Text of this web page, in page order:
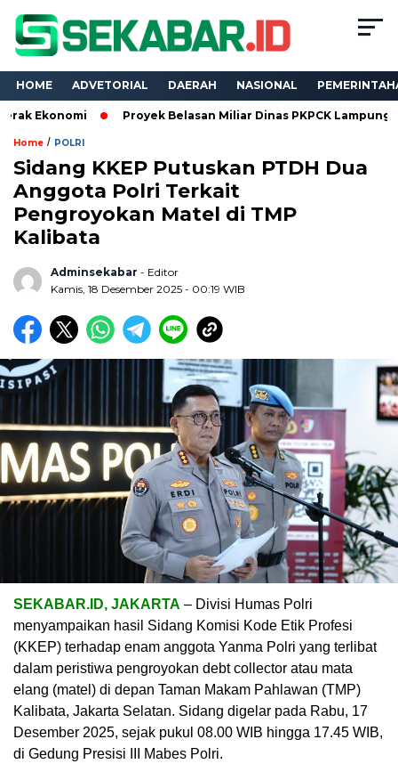
HOME ADVETORIAL DAERAH NASIONAL
Proyek Belasan Miliar Dinas PKPCK Lampung Dikuasai
Home / POLRI
Sidang KKEP Putuskan PTDH Dua
Anggota Polri Terkait
Pengroyokan Matel di TMP
Kalibata
Adminsekabar - Editor
Kamis, 18 Desember 2025 - 00:19 WIB
SEKABAR.ID, JAKARTA – Divisi Humas Polri
menyampaikan hasil Sidang Komisi Kode Etik Profesi
(KKEP) terhadap enam anggota Yanma Polri yang terlibat
dalam peristiwa pengroyokan debt collector atau mata
elang (matel) di depan Taman Makam Pahlawan (TMP)
Kalibata, Jakarta Selatan. Sidang digelar pada Rabu, 17
Desember 2025, sejak pukul 08.00 WIB hingga 17.45 WIB,
di Gedung Presisi III Mabes Polri.